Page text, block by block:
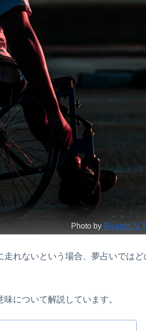
Photo by Ricardo IV
れないという場合、夢占いでは
について解説しています。